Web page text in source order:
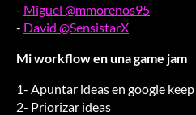
- Miguel @mmorenos95
- David @SensistarX
Mi workflow en una game jam
1- Apuntar ideas en google keep
2- Priorizar ideas